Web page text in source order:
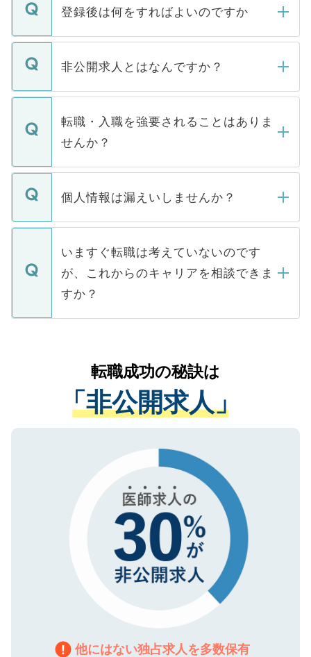
登録後は何をすればよいのですか
ご登録いただきましたら、弊社担当者がご
登録内容を確認し、その後メールもしくは
ます。通常、5営業日以内にはご連絡をせて
いただきますので、しばらくお待ちくださ
非公開求人とはなんですか？
マイナビDOCTORで取り扱っている求人の
うち約3割は、Webサイトからご覧いただ
けない「非公開求人」です。非公開求人は
下記の理由によって、一般には公開してい
ません。
■応募殺到を避けるため 人気のある医療機
関を公にしてしまうと、応募が殺到する場
に、医療機関が求める条件に合った人材の
みを人材紹介会社に依頼するケースが増え
ています。
転職・入職を強要されることはありま
せんか？
転職・入職を強要することは一切ありませ
ん。また、仮に応募先から内定をいただい
定を承諾する必要はありません。内定先へ
の辞退の連絡はキャリアパートナーが行い
個人情報は漏えいしませんか？
個人情報が漏えいすることはありませんの
で、ご安心ください。当サイトからの登録
などで収集したご登録者様の個人情報は、
ご本人のキャリアアップおよび転職活動の
支援を目的に使用いたします。お預かりし
ているすべての個人データはご本人の許可
は、個人情報の取り扱いについての厳密な
管理基準を満たした事業者のみに付与され
る、プライバシーマークを取得済みです。
で、機密保持に関してもご安心ください。
いますぐ転職は考えていないのです
が、これからのキャリアを相談できま
すか？
かがいして、現在の医療機関の状況や紹介
経験をまじえながら、適切なアドバイスを
させていただきます。すぐにご転職をされ
ない方には、長期的なサポートが可能です
ので、まずはご登録ください。
転職成功の秘訣は
「非公開求人」
他にはない独占求人を多数保有